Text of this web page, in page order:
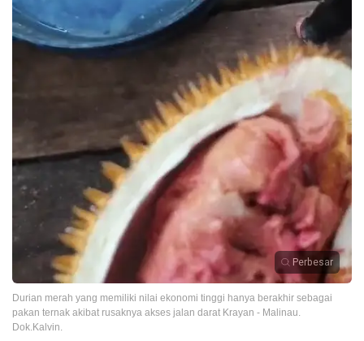
Perbesar
Durian merah yang memiliki nilai ekonomi tinggi hanya berakhir sebagai
pakan ternak akibat rusaknya akses jalan darat Krayan - Malinau.
Dok.Kalvin.